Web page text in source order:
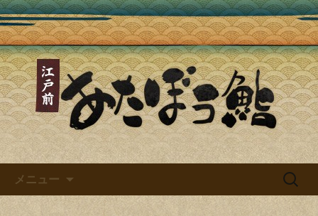
あたぼう鮨ブログ～四谷三丁目
で味わえる本格江戸前寿司～
あたぼう鮨ブログ
メニュー
検